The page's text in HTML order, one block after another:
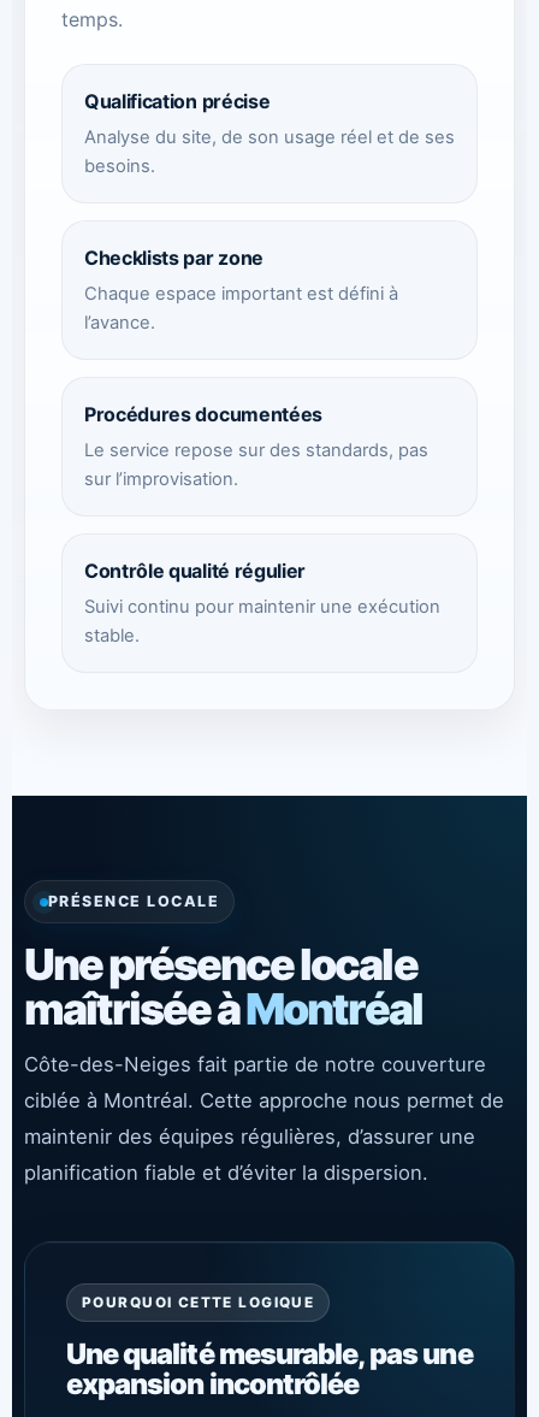
temps.
Qualification précise
Analyse du site, de son usage réel et de ses
besoins.
Checklists par zone
Chaque espace important est défini à
l’avance.
Procédures documentées
Le service repose sur des standards, pas
sur l’improvisation.
Contrôle qualité régulier
Suivi continu pour maintenir une exécution
stable.
PRÉSENCE LOCALE
Une présence locale
maîtrisée àMontréal
Côte-des-Neiges fait partie de notre couverture
ciblée à Montréal. Cette approche nous permet de
maintenir des équipes régulières, d’assurer une
planification fiable et d’éviter la dispersion.
POURQUOI CETTE LOGIQUE
Une qualité mesurable, pas une
expansion incontrôlée